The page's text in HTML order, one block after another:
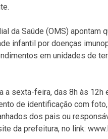
da Saúde (OMS) apontam
infantil por doenças
em unidades de
a sexta-feira, das 8h às 12h
de identificação com
dos pais ou
da prefeitura, no link: